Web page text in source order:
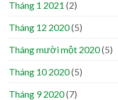
Tháng 1 2021 (2)
Tháng 12 2020(5)
Tháng mười một 2020(5)
Tháng 10 2020(5)
Tháng 9 2020(7)